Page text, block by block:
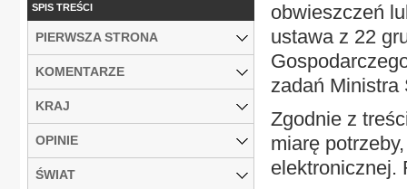
obwieszczeń
ustawa z 22
zadań Ministra
Zgodnie z
miarę
elektronicznej.
SPIS TREŚCI
PIERWSZA STRONA
KOMENTARZE
KRAJ
OPINIE
ŚWIAT